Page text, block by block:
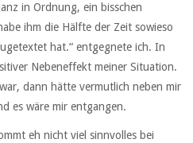
in Ordnung, ein bisschen
ihm die Hälfte der Zeit sowieso
hat.“ entgegnete ich. In
Nebeneffekt meiner Situation.
dann hätte vermutlich neben mir
es wäre mir entgangen.
eh nicht viel sinnvolles bei